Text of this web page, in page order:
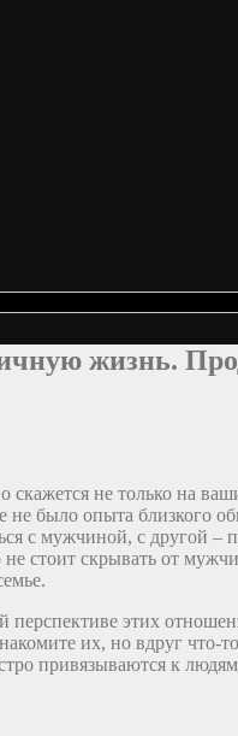
жизнь.
скажется не только
не было опыта
с мужчиной, с другой –
скрывать от
этих
их, но вдруг
привязываются к